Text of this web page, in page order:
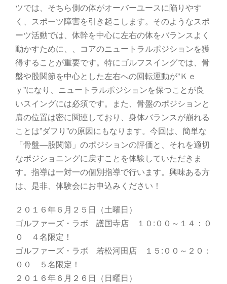
ツでは、そちら側の体がオーバーユースに陥りやす
く、スポーツ障害を引き起こします。そのようなスポ
ーツ活動では、体幹を中心に左右の体をバランスよく
動かすために、、コアのニュートラルポジションを獲
得することが重要です。特にゴルフスイングでは、骨
盤や股関節を中心とした左右への回転運動が”Ｋｅ
ｙ”になり、ニュートラルポジションを保つことが良
いスイングには必須です。また、骨盤のポジションと
肩の位置は密に関連しており、身体バランスが崩れる
ことは”ダフり”の原因にもなります。今回は、簡単な
「骨盤―股関節」のポジションの評価と、それを適切
なポジショニングに戻すことを体験していただきま
す。指導は一対一の個別指導で行います。興味ある方
は、是非、体験会にお申込みください！
２０１６年６月２５日（土曜日）
ゴルファーズ・ラボ 護国寺店 １０:００～１４：０
０ ４名限定！
ゴルファーズ・ラボ 若松河田店 １５:００～２０：
００ ５名限定！
２０１６年６月２６日（日曜日）